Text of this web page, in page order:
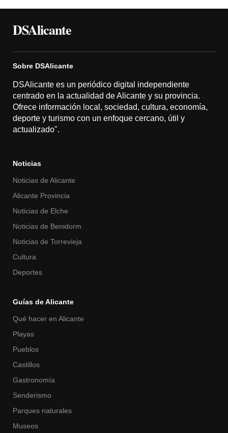
DSAlicante
Sobre DSAlicante
DSAlicante es un periódico digital independiente
centrado en la actualidad de Alicante y su provincia.
Ofrece información local, sociedad, cultura, economía,
deporte y turismo con un enfoque cercano, útil y
actualizado".
Noticias
Noticias de Alicante
Alicante Provincia
Noticias de Elche
Noticias de Benidorm
Noticias de Torrevieja
Cultura
Deportes
Guías de Alicante
Qué hacer en Alicante
Playas
Pueblos
Castillos
Gastronomía
Senderismo
Parques naturales
Museos